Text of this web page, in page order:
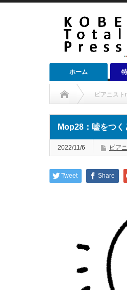
ホーム
ピアニス
Mop28：嘘をつく
2022/11/6 ピア
Tweet Share